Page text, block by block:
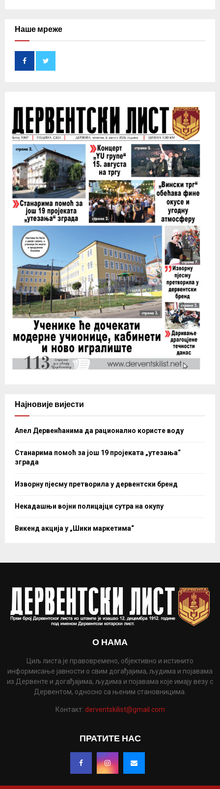
c
H
Наше мреже
Најновије вијести
Апел Дервенћанима да рационално користе воду
Станарима помоћ за још 19 пројеката „утезања“
зграда
Изворну пјесму претворила у дервентски бренд
Некадашњи војни полицајци сутра на окупу
Викенд акција у „Шики маркетима“
О НАМА
Циљ листа је правовремено, објективно и истинито
информисање јавности о свим догађајима, људима и појавама
из Дервенте и догађајима, људима и појавама које имају везу с
Дервентом, односно са њеним становницима.
Контакт: derventskilist@gmail.com
ПРАТИТЕ НАС